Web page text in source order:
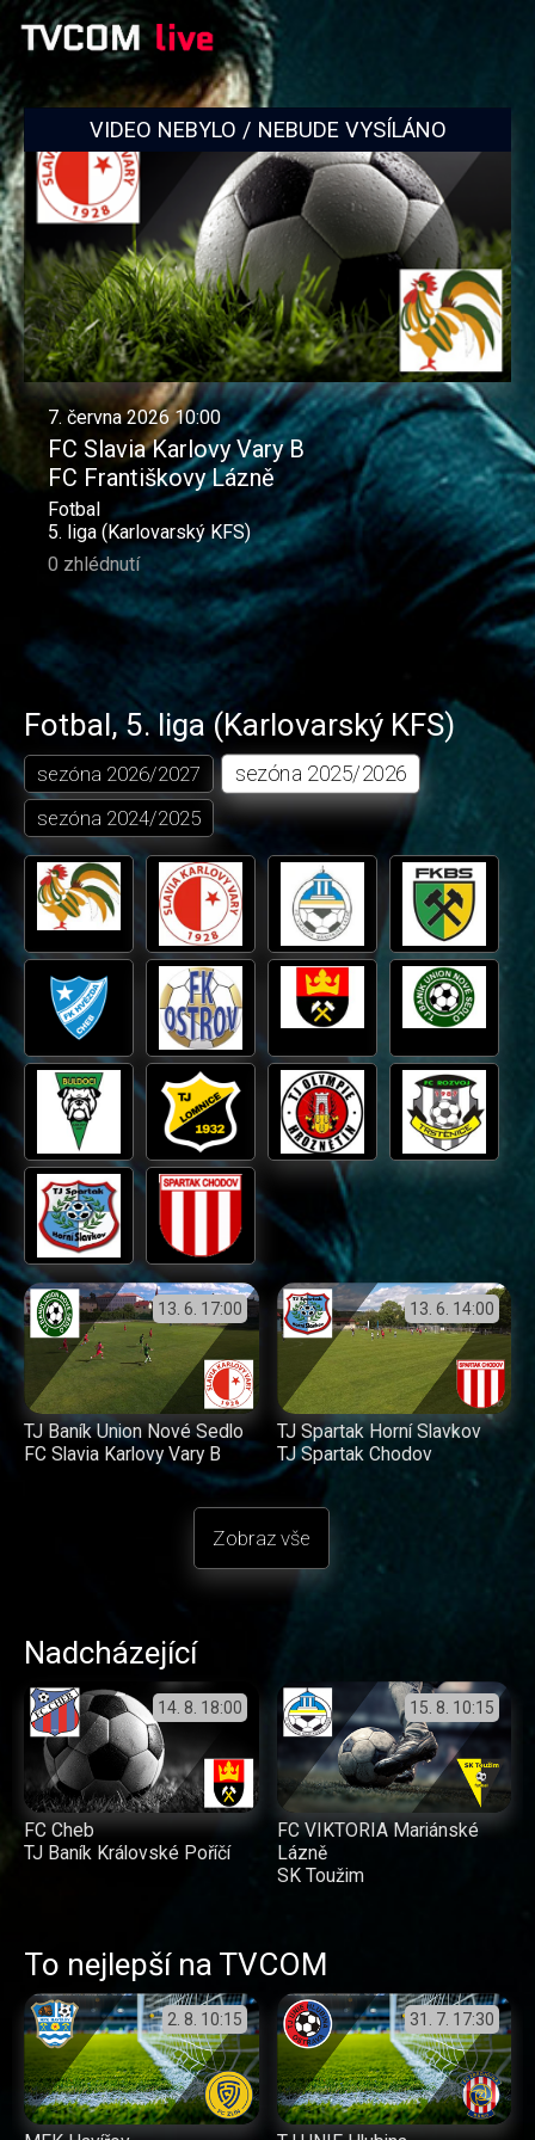
VIDEO NEBYLO / NEBUDE VYSÍLÁNO
7. června 2026 10:00
FC Slavia Karlovy Vary B
FC Františkovy Lázně
Fotbal
5. liga (Karlovarský KFS)
0 zhlédnutí
Fotbal, 5. liga (Karlovarský KFS)
sezóna 2026/2027 sezóna 2025/2026
sezóna 2024/2025
13. 6. 17:00
TJ Baník Union Nové Sedlo
FC Slavia Karlovy Vary B
13. 6. 14:00
TJ Spartak Horní Slavkov
TJ Spartak Chodov
Zobraz vše
Nadcházející
14. 8. 18:00
FC Cheb
TJ Baník Královské Poříčí
15. 8. 10:15
FC VIKTORIA Mariánské
Lázně
SK Toužim
To nejlepší na TVCOM
2. 8. 10:15 31. 7. 17:30